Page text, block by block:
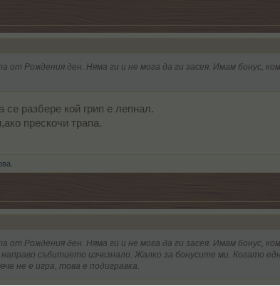
от Рождения ден. Няма ги и не мога да ги засея. Имам бонус,
разбере кой грип е лепнал.
прескочи трапа.
от Рождения ден. Няма ги и не мога да ги засея. Имам бонус,
събитието изчезнало. Жалко за бонусите ми. Когато
не е игра, това е подигравка.